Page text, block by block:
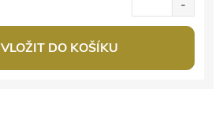
VLOŽIT DO KOŠÍKU